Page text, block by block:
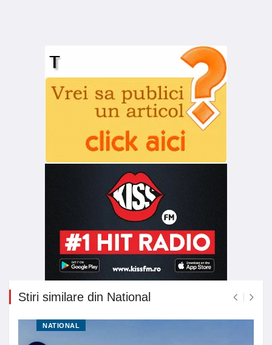
Stiri similare din National
NATIONAL